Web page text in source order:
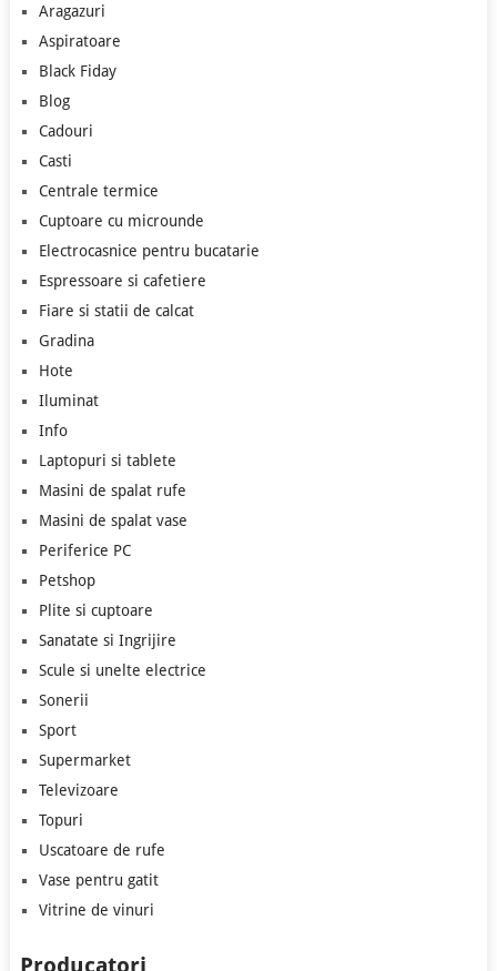
Aragazuri
Aspiratoare
Black Fiday
Blog
Cadouri
Casti
Centrale termice
Cuptoare cu microunde
Electrocasnice pentru bucatarie
Espressoare si cafetiere
Fiare si statii de calcat
Gradina
Hote
Iluminat
Info
Laptopuri si tablete
Masini de spalat rufe
Masini de spalat vase
Periferice PC
Petshop
Plite si cuptoare
Sanatate si Ingrijire
Scule si unelte electrice
Sonerii
Sport
Supermarket
Televizoare
Topuri
Uscatoare de rufe
Vase pentru gatit
Vitrine de vinuri
Producatori